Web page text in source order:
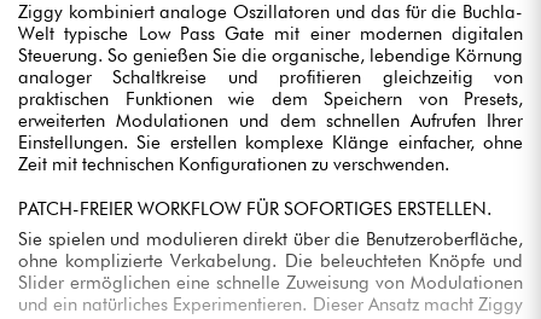
Ziggy kombiniert analoge Oszillatoren und das für die Buchla-
Welt typische Low Pass Gate mit einer modernen digitalen
Steuerung. So genießen Sie die organische, lebendige Körnung
analoger Schaltkreise und profitieren gleichzeitig von
praktischen Funktionen wie dem Speichern von Presets,
erweiterten Modulationen und dem schnellen Aufrufen Ihrer
Einstellungen. Sie erstellen komplexe Klänge einfacher, ohne
Zeit mit technischen Konfigurationen zu verschwenden.
PATCH-FREIER WORKFLOW FÜR SOFORTIGES ERSTELLEN.
Sie spielen und modulieren direkt über die Benutzeroberfläche,
ohne komplizierte Verkabelung. Die beleuchteten Knöpfe und
Slider ermöglichen eine schnelle Zuweisung von Modulationen
und ein natürliches Experimentieren. Dieser Ansatz macht Ziggy